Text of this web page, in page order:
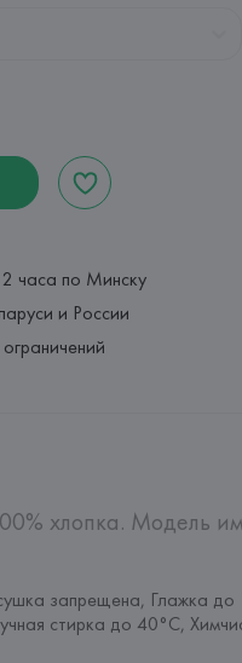
часа по Минску
и России
хлопка. Модель
запрещена, Глажка до
стирка до 40°C,